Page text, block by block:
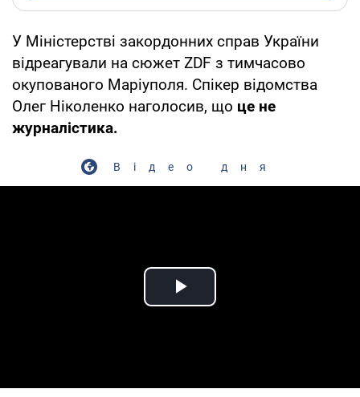
У Міністерстві закордонних справ України
відреагували на сюжет ZDF з тимчасово
окупованого Маріуполя. Спікер відомства
Олег Ніколенко наголосив, що це не
журналістика.
Відео дня
Play Video